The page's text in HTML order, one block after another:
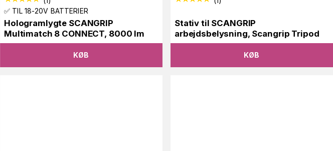
✅ TIL 18-20V BATTERIER
Hologramlygte SCANGRIP
Multimatch 8 CONNECT, 8000 lm
KØB
Stativ til SCANGRIP
arbejdsbelysning, Scangrip Tripod
KØB